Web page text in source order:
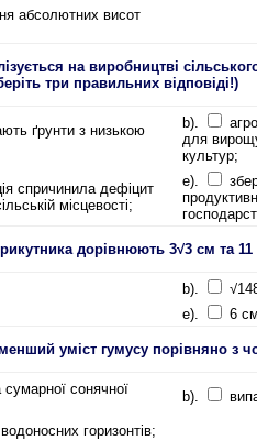
абсолютних висот
на виробництві
три правильних відповіді!)
ґрунти з низькою
b).
для
культур;
спричинила дефіцит
місцевості;
e).
дорівнюють 3√3 см та
b).
e). 6
уміст гумусу порівняно
сонячної
b).
водоносних горизонтів;